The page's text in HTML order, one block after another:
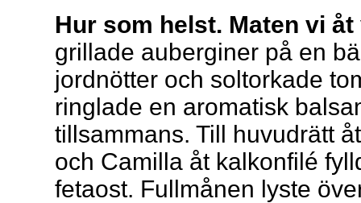
Hur som helst. Maten vi
grillade auberginer på en
jordnötter och soltorkade
ringlade en aromatisk
tillsammans. Till huvudrätt
och Camilla åt kalkonfilé
fetaost. Fullmånen lyste